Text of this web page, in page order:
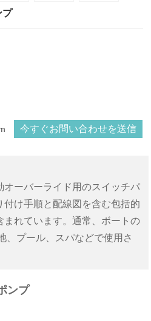
プ
今すぐお問い合わせを送信
オーバーライド用のスイッチパ
け手順と配線図を含む包括的
まれています。通常、ボートの
、プール、スパなどで使用さ
ンプ